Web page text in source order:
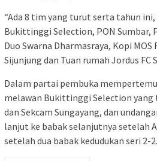
“Ada 8 tim yang turut serta tahun ini,
Bukittinggi Selection, PON Sumbar,
Duo Swarna Dharmasraya, Kopi MOS
Sijunjung dan Tuan rumah Jordus FC
Dalam partai pembuka
melawan Bukittinggi Selection yang
dan Sekcam Sungayang, dan
lanjut ke babak selanjutnya setelah
setelah dua babak kedudukan seri 2-2.